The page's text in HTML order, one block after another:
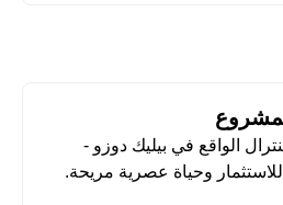
الواقع في بيليك دوزو -
وحياة عصرية مريحة.